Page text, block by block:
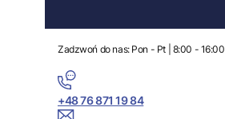
Zadzwoń do nas: Pon - Pt | 8:00 - 16:00
+48 76 871 19 84